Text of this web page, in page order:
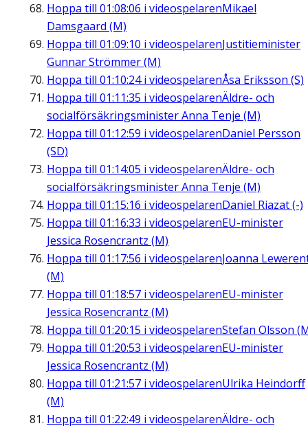
Hoppa till 01:08:06 i videospelarenMikael
Damsgaard (M)
Hoppa till 01:09:10 i videospelarenJustitieminister
Gunnar Strömmer (M)
Hoppa till 01:10:24i videospelarenÅsa Eriksson (S)
Hoppa till 01:11:35 i videospelarenÄldre- och
socialförsäkringsminister Anna Tenje (M)
Hoppa till 01:12:59 i videospelarenDaniel Persson
(SD)
Hoppa till 01:14:05 i videospelarenÄldre- och
socialförsäkringsminister Anna Tenje (M)
Hoppa till 01:15:16 i videospelarenDaniel Riazat (-)
Hoppa till 01:16:33 i videospelarenEU-minister
Jessica Rosencrantz (M)
Hoppa till 01:17:56 i videospelarenJoanna
(M)
Hoppa till 01:18:57 i videospelarenEU-minister
Jessica Rosencrantz (M)
Hoppa till 01:20:15 i videospelarenStefan Olsson
Hoppa till 01:20:53 i videospelarenEU-minister
Jessica Rosencrantz (M)
Hoppa till 01:21:57 i videospelarenUlrika Heindorff
(M)
Hoppa till 01:22:49 i videospelarenÄldre- och